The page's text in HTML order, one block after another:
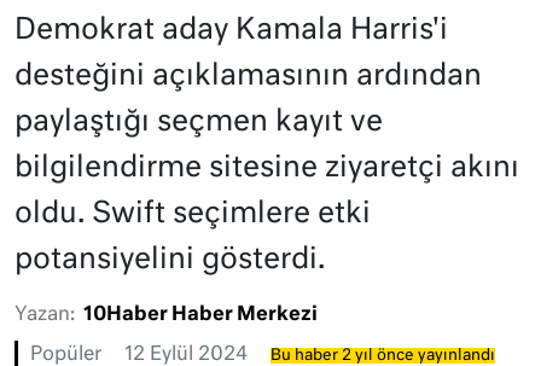
Demokrat aday Kamala Harris'i
desteğini açıklamasının ardından
paylaştığı seçmen kayıt ve
bilgilendirme sitesine ziyaretçi akını
oldu. Swift seçimlere etki
potansiyelini gösterdi.
Yazan: 10Haber Haber Merkezi
Popüler 12 Eylül 2024 Bu haber 2 yıl önce yayınlandı